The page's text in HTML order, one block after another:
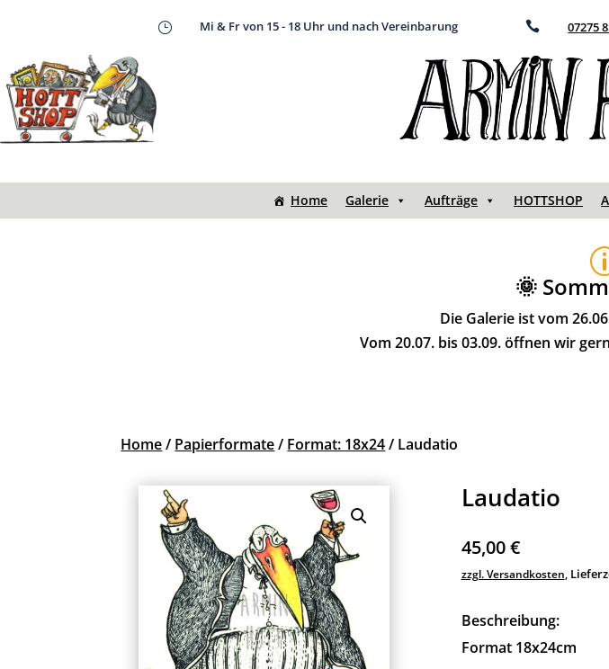
} Mi & Fr von 15 - 18 Uhr und nach Vereinbarung  07275
Home Galerie Aufträge HOTTSHOP
🌞
Die Galerie ist vom
Vom 20.07. bis 03.09. öffnen wir
Home/ Papierformate/ Format: 18x24/ Laudatio
Laudatio
45,00€
zzgl. Versandkosten,
Beschreibung:
Format 18x24cm